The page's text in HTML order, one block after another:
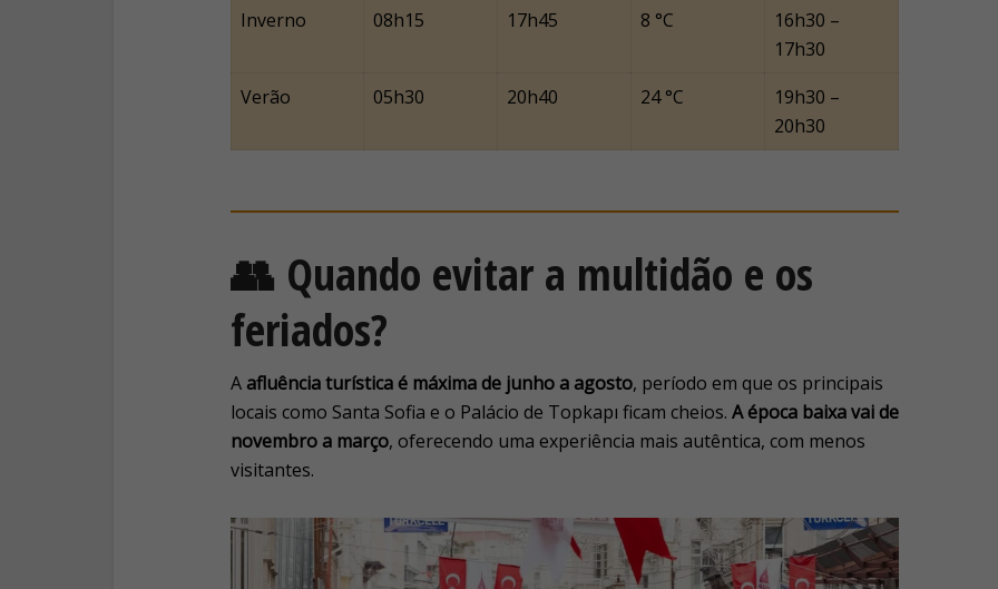
Inverno
08h15 17h45 8 °C
16h30 –
17h30
Verão
05h30 20h40 24 °C
19h30 –
20h30
👥 Quando evitar a multidão e os
feriados?
Aafluência turística é máxima de junho a agosto, período em que os principais
locais como Santa Sofia e o Palácio de Topkapı ficam cheios. A época baixa vai de
novembro a março, oferecendo uma experiência mais autêntica, com menos
visitantes.